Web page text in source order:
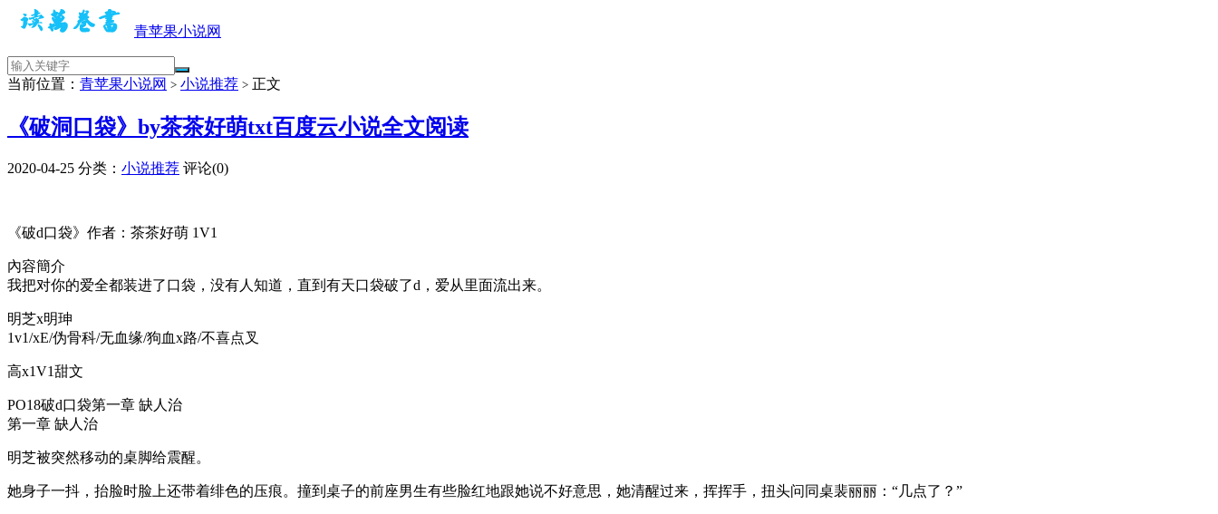
青苹果小说网
当前位置： 青苹果小说网 > 小说推荐 > 正文
《破洞口袋》by茶茶好萌txt百度云小说全文阅读
2020-04-25 分类： 小说推荐 评论(0)
《破d口袋》作者：茶茶好萌 1V1
內容簡介
我把对你的爱全都装进了口袋，没有人知道，直到有天口袋破了d，爱从里面流出来。
明芝x明珅
1v1/xE/伪骨科/无血缘/狗血x路/不喜点叉
高x1V1甜文
PO18破d口袋第一章 缺人治
第一章 缺人治
明芝被突然移动的桌脚给震醒。
她身子一抖，抬脸时脸上还带着绯色的压痕。撞到桌子的前座男生有些脸红地跟她说不好意思，她清醒过来，挥挥手，扭头问同桌裴丽丽：“几点了？”